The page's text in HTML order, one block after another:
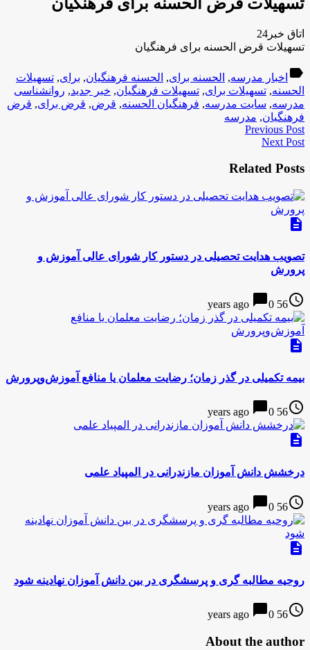
اتاق خبر24
تسهیلات قرض‌ الحسنه برای فرهنگیان
label اخبار مدرسه, الحسنه برای, الحسنه فرهنگیان, برای, تسهیلات
الحسنه, تسهیلات برای, تسهیلات فرهنگیان, خبر جدید, روانشناسی
مدرسه, سایت مدرسه, فرهنگیان الحسنه, قرض‌, قرض‌ برای, قرض‌
فرهنگیان, مدرسه
Previous Post
Next Post
Related Posts
description
تصویب هدایت تحصیلی در دستور کار شورای عالی آموزش و
پرورش
access_time
56 years ago
chat_bubble0
description
بیمه تکمیلی در گذر زمان؛ رضایت معلمان یا منافع آموزش‌وپرورش
access_time
56 years ago
chat_bubble0
description
درخشش دانش آموزان مازندرانی در المپیاد علمی
access_time
56 years ago
chat_bubble0
description
روحیه مطالبه گری و پرسشگری در بین دانش آموزان نهادینه شود
access_time
56 years ago
chat_bubble0
About the author